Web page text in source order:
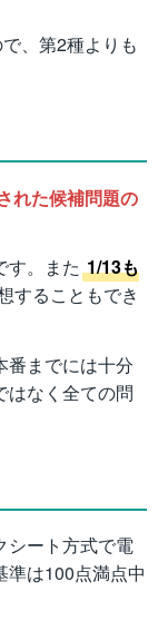
、第2種よりも
れた候補問題の
す。また 1/13も
することもでき
番までには十分
はなく全ての問
シート方式で電
準は100点満点中